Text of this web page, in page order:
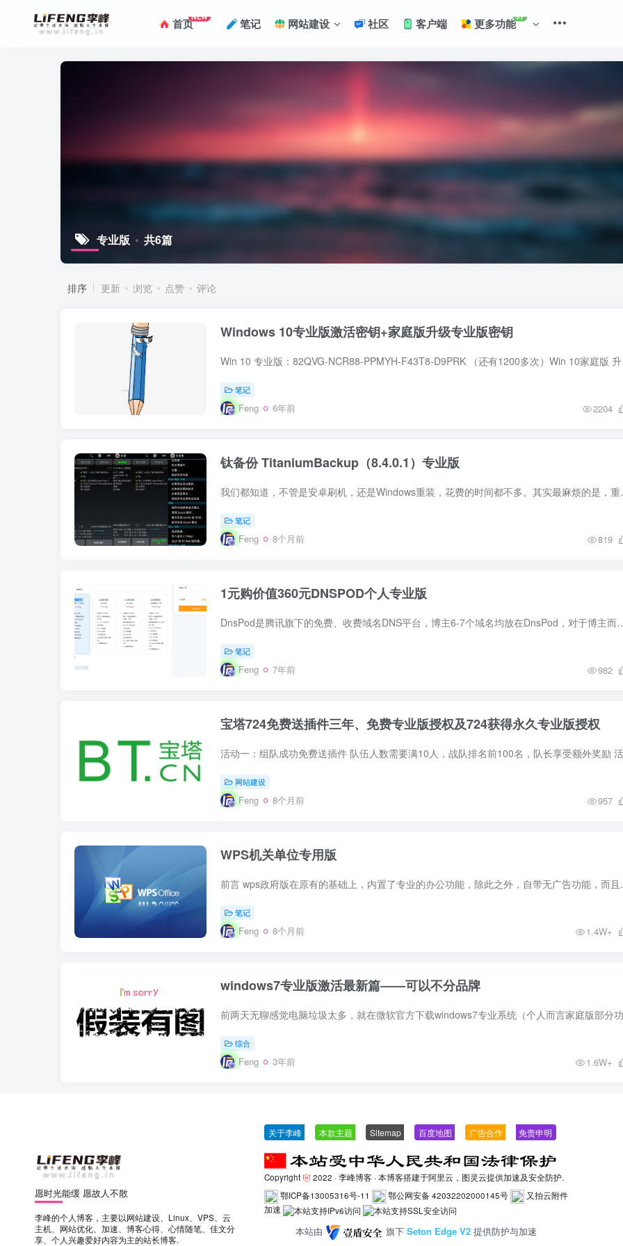
首页NEW 笔记 网站建设 社区 客户端 更多功能+7
专业版 共6篇
排序 更新 浏览 点赞 评论
Windows 10专业版激活密钥+家庭版升级专业版密钥
Win 10 专
笔记
Feng 6年前 2204
钛备份 TitaniumBackup（8.4.0.1）专业版
我们都知道，不管是安卓刷机，
笔记
Feng 8个月前 819
1元购价值360元DNSPOD个人专业版
DnsPod是腾讯旗下的免费、收费域名DNS平台，博主6-7个域名均放在DnsPod，对于
笔记
Feng 7年前 982
宝塔724免费送插件三年、免费专业版授权及724获得永久专业版授权
网站建设
Feng 8个月前 957
WPS机关单位专用版
前言 wps政府版在原有的基础上，
笔记
Feng 8个月前 1.4W+
windows7专业版激活最新篇——可以不分品牌
综合
Feng 3年前 1.6W+
愿时光能缓 愿故人不散
李峰的个人博客，主要以网站建设、Linux、VPS、云
主机、网站优化、加速、博客心得、心情随笔、佳文分
享、个人兴趣爱好内容为主的站长博客.
关于李峰 本款主题 Sitemap 百度地图 广告合作 免责申明
Copyright 2022 ·李峰博客· 本博客搭建于阿里云，图灵云提供加速及安全防护.
鄂ICP备13005316号-11
鄂公网安备 42032202000145号
又拍云附件
加速
本站由 旗下 Seton Edge V2提供防护与加速